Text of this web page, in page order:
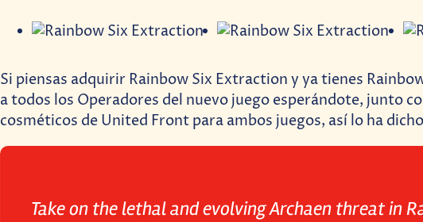
Si piensas adquirir Rainbow Six Extraction y ya tienes
a todos los Operadores del nuevo juego esperándote, junto
cosméticos de United Front para ambos juegos, así lo ha
Take on the lethal and evolving Archaen threat in